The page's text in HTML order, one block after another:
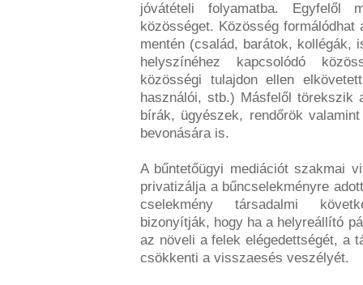
jóvátételi folyamatba. Egyfelől
közösséget. Közösség
mentén (család, barátok, kollégák,
helyszínéhez kapcsolódó
közösségi tulajdon ellen
használói, stb.) Másfelől törekszik
bírák, ügyészek, rendőrök
bevonására is.
A bűntetőügyi mediációt szakmai
privatizálja a bűncselekményre
cselekmény társadalmi
bizonyítják, hogy ha a helyreállító
az növeli a felek elégedettségét, a
csökkenti a visszaesés veszélyét.